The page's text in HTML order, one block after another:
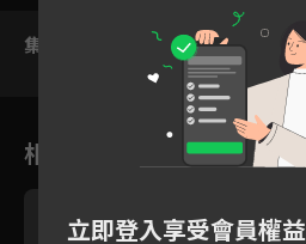
集數列表
相關花絮
立即登入享受會員權益